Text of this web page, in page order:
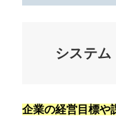
システ
企業の経営目標や